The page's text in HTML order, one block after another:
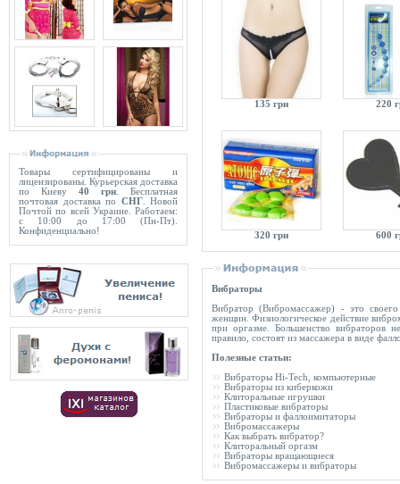
Товары сертифицированы и
лицензированы. Курьерская доставка
по Киеву 40 грн . Бесплатная
почтовая доставка по СНГ. Новой
Почтой по всей Украине. Работаем:
с 10:00 до 17:00 (Пн-Пт).
Конфиденциально!
135 грн 220
320 грн 600
Вибраторы
Вибратор (Вибромассажер) - это своего
женщин. Физиологическое действие
при оргазме. Большенство вибраторов
правило, состоят из массажера в виде
Полезные статьи:
Вибраторы Hi-Tech, компьютерные
Вибраторы из киберкожи
Клиторальные игрушки
Пластиковые вибраторы
Вибраторы и фаллоимитаторы
Вибромассажеры
Как выбрать вибратор?
Клиторальный оргазм
Вибраторы вращающиеся
Вибромассажеры и вибраторы